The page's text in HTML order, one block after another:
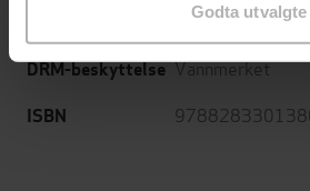
Godta utvalgte
epub
DRM-beskyttelse Vannmerket
ISBN